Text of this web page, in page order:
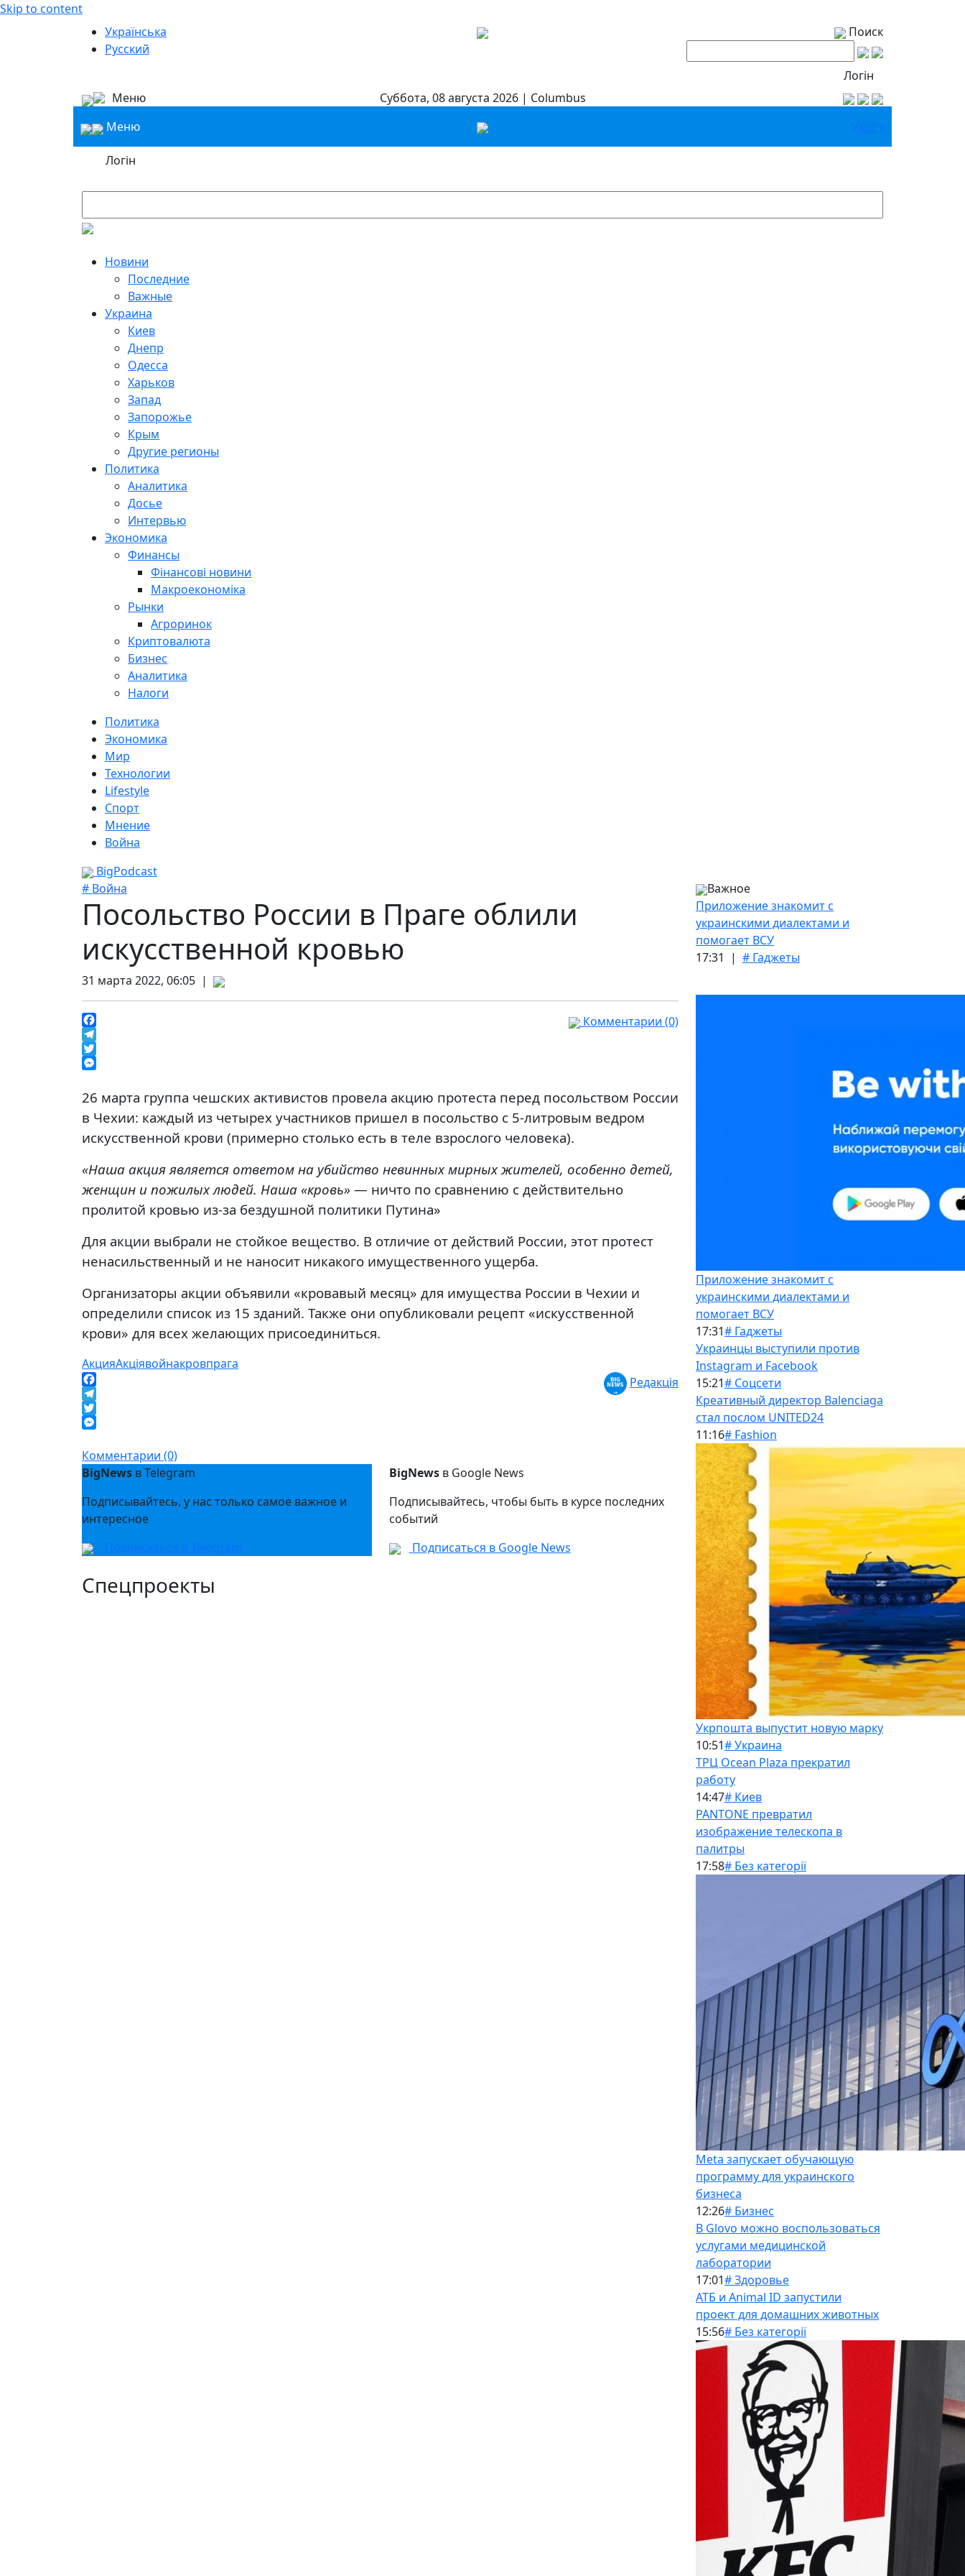
Skip to content
Українська
Русский
Поиск
Логін
Меню
Суббота, 08 августа 2026 | Columbus
Меню
УкрРу
Логін
Новини
Последние
Важные
Украина
Киев
Днепр
Одесса
Харьков
Запад
Запорожье
Крым
Другие регионы
Политика
Аналитика
Досье
Интервью
Экономика
Финансы
Фінансові новини
Макроекономіка
Рынки
Агроринок
Криптовалюта
Бизнес
Аналитика
Налоги
Политика
Экономика
Мир
Технологии
Lifestyle
Спорт
Мнение
Война
BigPodcast
# Война
Посольство России в Праге облили
искусственной кровью
31 марта 2022, 06:05 |
Facebook
Telegram
Twitter
Комментарии (0)
26 марта группа чешских активистов провела акцию протеста перед посольством России
в Чехии: каждый из четырех участников пришел в посольство с 5-литровым ведром
искусственной крови (примерно столько есть в теле взрослого человека).
«Наша акция является ответом на убийство невинных мирных жителей, особенно детей,
женщин и пожилых людей. Наша «кровь» — ничто по сравнению с действительно
пролитой кровью из-за бездушной политики Путина»
Для акции выбрали не стойкое вещество. В отличие от действий России, этот протест
ненасильственный и не наносит никакого имущественного ущерба.
Организаторы акции объявили «кровавый месяц» для имущества России в Чехии и
определили список из 15 зданий. Также они опубликовали рецепт «искусственной
крови» для всех желающих присоединиться.
АкцияАкціявойнакровпрага
Facebook
Telegram
Twitter
Редакція
Комментарии (0)
BigNews в Telegram
Подписывайтесь, у нас только самое важное и
интересное
Подписаться в Telegram
BigNewsв Google News
Подписывайтесь, чтобы быть в курсе последних
событий
Подписаться в Google News
Спецпроекты
Важное
Приложение знакомит с
украинскими диалектами и
помогает ВСУ
17:31 | # Гаджеты
Приложение знакомит с
украинскими диалектами и
помогает ВСУ
17:31# Гаджеты
Украинцы выступили против
Instagram и Facebook
15:21# Соцсети
Креативный директор Balenciaga
стал послом UNITED24
11:16# Fashion
Укрпошта выпустит новую марку
10:51# Украина
ТРЦ Ocean Plaza прекратил
работу
14:47# Киев
PANTONE превратил
изображение телескопа в
палитры
17:58# Без категорії
Meta запускает обучающую
программу для украинского
бизнеса
12:26# Бизнес
В Glovo можно воспользоваться
услугами медицинской
лаборатории
17:01# Здоровье
АТБ и Animal ID запустили
проект для домашних животных
15:56# Без категорії